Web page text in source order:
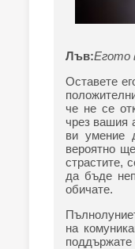
Лъв:Егото
Оставете
че не се
чрез вашия
ви умение
вероятно
страстите,
да бъде
обичате.
на
поддържате